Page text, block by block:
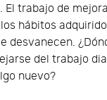
El trabajo de
hábitos
desvanecen.
del trabajo
nuevo?